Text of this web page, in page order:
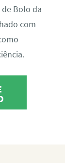
Bolo da
com